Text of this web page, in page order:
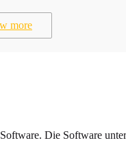
more
Die Software